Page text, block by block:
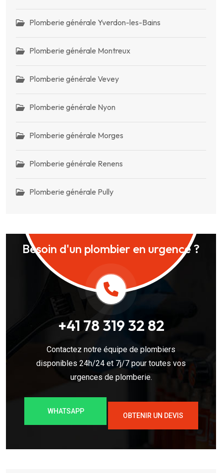
Plomberie générale Yverdon-les-Bains
Plomberie générale Montreux
Plomberie générale Vevey
Plomberie générale Nyon
Plomberie générale Morges
Plomberie générale Renens
Plomberie générale Pully
Besoin d'un plombier en urgence ?
+41 78 319 32 82
Contactez notre équipe de plombiers
disponibles 24h/24 et 7j/7 pour toutes vos
urgences de plomberie.
WHATSAPP
OBTENIR UN DEVIS